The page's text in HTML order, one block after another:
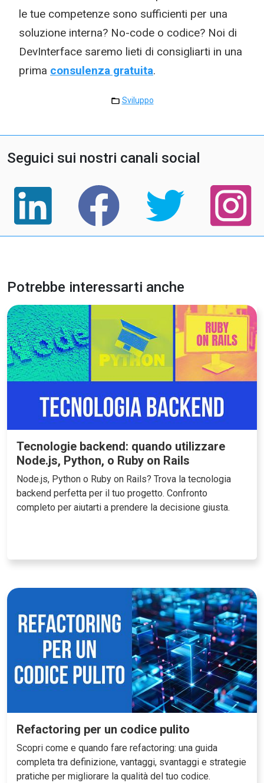
le tue competenze sono sufficienti per una
soluzione interna? No-code o codice? Noi di
DevInterface saremo lieti di consigliarti in una
prima consulenza gratuita.
Sviluppo
Seguici sui nostri canali social
Potrebbe interessarti anche
Tecnologie backend: quando utilizzare
Node.js, Python, o Ruby on Rails
Node.js, Python o Ruby on Rails? Trova la tecnologia
backend perfetta per il tuo progetto. Confronto
completo per aiutarti a prendere la decisione giusta.
Refactoring per un codice pulito
Scopri come e quando fare refactoring: una guida
completa tra definizione, vantaggi, svantaggi e strategie
pratiche per migliorare la qualità del tuo codice.